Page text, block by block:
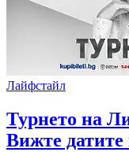
Лайфстайл
Турнето на
Вижте датите